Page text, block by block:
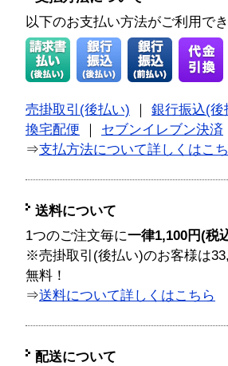
以下のお支払い方法がご利用で
売掛取引(後払い)
銀行振込(後
換宅配便
セブンイレブン決済
⇒支払方法について詳しくはこ
送料について
1つのご注文毎に一律1,100円(税
※売掛取引(後払い)のお客様は
無料！
⇒送料について詳しくはこちら
配送について